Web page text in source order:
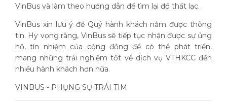
VinBus và làm theo hướng dẫn để tìm lại đồ thất lạc.
VinBus xin lưu ý để Quý hành khách nắm được thông
tin. Hy vọng rằng, VinBus sẽ tiếp tục nhận được sự ủng
hộ, tín nhiệm của cộng đồng để có thể phát triển,
mang những trải nghiệm tốt về dịch vụ VTHKCC đến
nhiều hành khách hơn nữa.
VINBUS - PHỤNG SỰ TRÁI TIM